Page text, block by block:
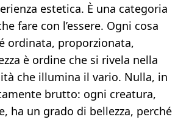
estetica. È una categoria
fare con l’essere. Ogni cosa
ordinata, proporzionata,
è ordine che si rivela nella
che illumina il vario. Nulla, in
brutto: ogni creatura,
ha un grado di bellezza, perché